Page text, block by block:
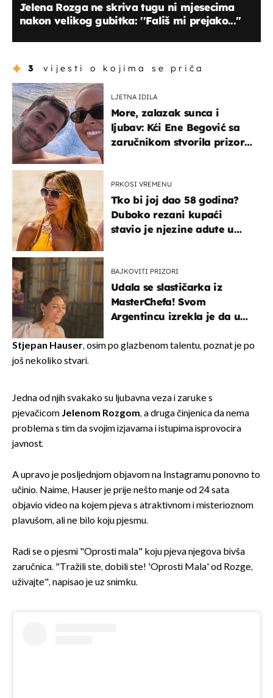
Jelena Rozga ne skriva tugu ni mjesecima
nakon velikog gubitka: ''Fališ mi prejako...''
3 vijesti o kojima se priča
LJETNA IDILA
More, zalazak sunca i
ljubav: Kći Ene Begović sa
zaručnikom stvorila prizor
PRKOSI VREMENU
Tko bi joj dao 58 godina?
Duboko rezani kupaći
stavio je njezine adute u
BAJKOVITI PRIZORI
Udala se slastičarka iz
MasterChefa! Svom
Argentincu izrekla je da u
Stjepan Hauser, osim po glazbenom talentu, poznat je po
još nekoliko stvari.
Jedna od njih svakako su ljubavna veza i zaruke s
pjevačicomJelenom Rozgom, a druga činjenica da nema
problema s tim da svojim izjavama i istupima isprovocira
javnost.
A upravo je posljednjom objavom na Instagramu ponovno to
učinio. Naime, Hauser je prije nešto manje od 24 sata
objavio video na kojem pjeva s atraktivnom i misterioznom
plavušom, ali ne bilo koju pjesmu.
Radi se o pjesmi "Oprosti mala" koju pjeva njegova bivša
zaručnica. "Tražili ste, dobili ste! 'Oprosti Mala' od Rozge,
uživajte", napisao je uz snimku.